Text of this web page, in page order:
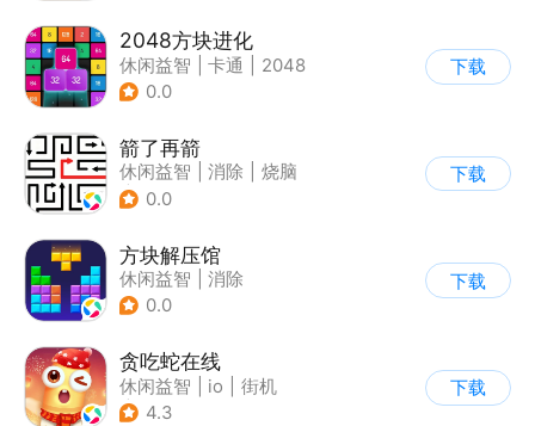
2048方块进化
休闲益智 卡通
2048
0.0
下载
箭了再箭
休闲益智 消除
烧脑
| 清新
0.0
下载
方块解压馆
休闲益智
消除
0.0
下载
贪吃蛇在线
休闲益智 io
街机
| 贪吃蛇
4.3
下载